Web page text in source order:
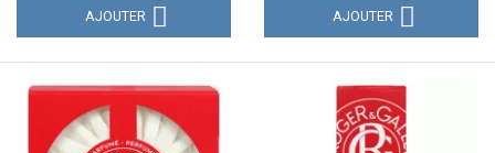
AJOUTER AJOUTER